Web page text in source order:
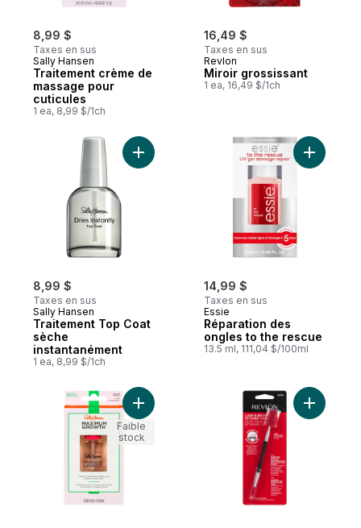
8,99 $
Taxes en sus
Sally Hansen
Traitement crème de
massage pour
cuticules
1 ea, 8,99 $/1ch
16,49 $
Taxes en sus
Revlon
Miroir grossissant
1 ea, 16,49 $/1ch
8,99 $
Taxes en sus
Sally Hansen
Traitement Top Coat
sèche
instantanément
1 ea, 8,99 $/1ch
Ajouter Traitement Top Coat sèche
14,99 $
Taxes en sus
Essie
Réparation des
ongles to the rescue
13.5 ml, 111,04 $/100ml
Ajouter
Ajouter Traitement Maximum Growth au
Faible
stock
Ajouter